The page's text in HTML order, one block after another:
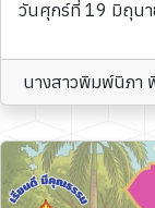
วันศุกร์ที่ 19 มิถุนา
นางสาวพิมพ์นิภา